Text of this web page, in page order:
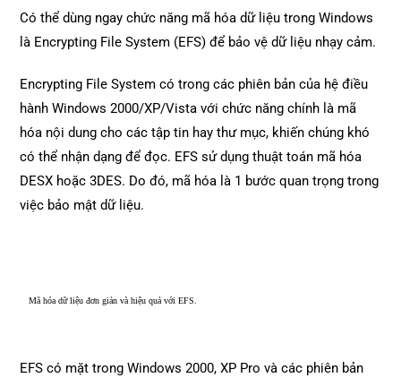
Có thể dùng ngay chức năng mã hóa dữ liệu trong Windows
là Encrypting File System (EFS) để bảo vệ dữ liệu nhạy cảm.
Encrypting File System có trong các phiên bản của hệ điều
hành Windows 2000/XP/Vista với chức năng chính là mã
hóa nội dung cho các tập tin hay thư mục, khiến chúng khó
có thể nhận dạng để đọc. EFS sử dụng thuật toán mã hóa
DESX hoặc 3DES. Do đó, mã hóa là 1 bước quan trọng trong
việc bảo mật dữ liệu.
Mã hóa dữ liệu đơn giản và hiệu quả với EFS.
EFS có mặt trong Windows 2000, XP Pro và các phiên bản